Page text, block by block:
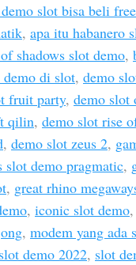
slot bisa beli
, apa itu habanero
shadows slot demo,
demo di slot, demo
fruit party, demo slot
qilin, demo slot rise
, demo slot zeus 2,
slot demo pragmatic,
, great rhino
, iconic slot demo,
, modem yang ada
slot demo 2022, slot